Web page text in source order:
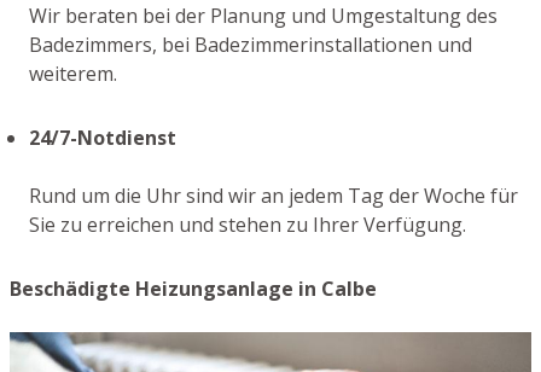
Wir beraten bei der Planung und Umgestaltung des
Badezimmers, bei Badezimmerinstallationen und
weiterem.
24/7-Notdienst
Rund um die Uhr sind wir an jedem Tag der Woche für
Sie zu erreichen und stehen zu Ihrer Verfügung.
Beschädigte Heizungsanlage in Calbe